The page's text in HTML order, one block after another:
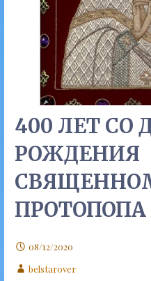
400 ЛЕТ СО
РОЖДЕНИЯ
08/12/2020
belstarover